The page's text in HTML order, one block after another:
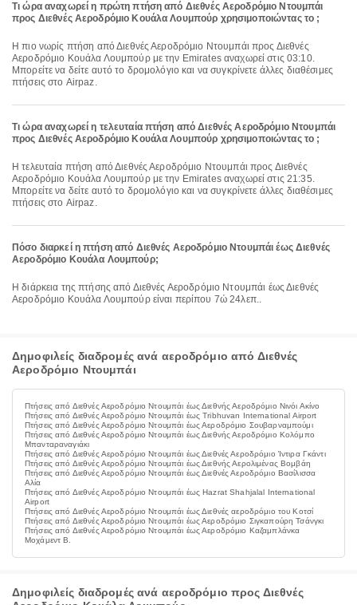
Τι ώρα αναχωρεί η πρώτη πτήση από Διεθνές Αεροδρόμιο Ντουμπάι
προς Διεθνές Αεροδρόμιο Κουάλα Λουμπούρ χρησιμοποιώντας το ;
Η πιο νωρίς πτήση από Διεθνές Αεροδρόμιο Ντουμπάι προς Διεθνές
Αεροδρόμιο Κουάλα Λουμπούρ με την Emirates αναχωρεί στις 03:10.
Μπορείτε να δείτε αυτό το δρομολόγιο και να συγκρίνετε άλλες διαθέσιμες
πτήσεις στο Airpaz.
Τι ώρα αναχωρεί η τελευταία πτήση από Διεθνές Αεροδρόμιο Ντουμπάι
προς Διεθνές Αεροδρόμιο Κουάλα Λουμπούρ χρησιμοποιώντας το ;
Η τελευταία πτήση από Διεθνές Αεροδρόμιο Ντουμπάι προς Διεθνές
Αεροδρόμιο Κουάλα Λουμπούρ με την Emirates αναχωρεί στις 21:35.
Μπορείτε να δείτε αυτό το δρομολόγιο και να συγκρίνετε άλλες διαθέσιμες
πτήσεις στο Airpaz.
Πόσο διαρκεί η πτήση από Διεθνές Αεροδρόμιο Ντουμπάι έως Διεθνές
Αεροδρόμιο Κουάλα Λουμπούρ;
Η διάρκεια της πτήσης από Διεθνές Αεροδρόμιο Ντουμπάι έως Διεθνές
Αεροδρόμιο Κουάλα Λουμπούρ είναι περίπου 7ώ 24λεπ..
Δημοφιλείς διαδρομές ανά αεροδρόμιο από Διεθνές
Αεροδρόμιο Ντουμπάι
Πτήσεις από Διεθνές Αεροδρόμιο Ντουμπάι έως Διεθνής Αεροδρόμιο Νινόι Ακίνο
Πτήσεις από Διεθνές Αεροδρόμιο Ντουμπάι έως Tribhuvan International Airport
Πτήσεις από Διεθνές Αεροδρόμιο Ντουμπάι έως Αεροδρόμιο Σουβαρναμπούμι
Πτήσεις από Διεθνές Αεροδρόμιο Ντουμπάι έως Διεθνής Αεροδρόμιο Κολόμπο
Μπανταραναγιάκι
Πτήσεις από Διεθνές Αεροδρόμιο Ντουμπάι έως Διεθνές Αεροδρόμιο Ίντιρα Γκάντι
Πτήσεις από Διεθνές Αεροδρόμιο Ντουμπάι έως Διεθνής Αερολιμένας Βομβάη
Πτήσεις από Διεθνές Αεροδρόμιο Ντουμπάι έως Διεθνές Αεροδρόμιο Βασίλισσα
Αλία
Πτήσεις από Διεθνές Αεροδρόμιο Ντουμπάι έως Hazrat Shahjalal International
Airport
Πτήσεις από Διεθνές Αεροδρόμιο Ντουμπάι έως Διεθνές αεροδρόμιο του Κοτσί
Πτήσεις από Διεθνές Αεροδρόμιο Ντουμπάι έως Αεροδρόμιο Σιγκαπούρη Τσάνγκι
Πτήσεις από Διεθνές Αεροδρόμιο Ντουμπάι έως Αεροδρόμιο Καζαμπλάνκα
Μοχάμεντ Β.
Δημοφιλείς διαδρομές ανά αεροδρόμιο προς Διεθνές